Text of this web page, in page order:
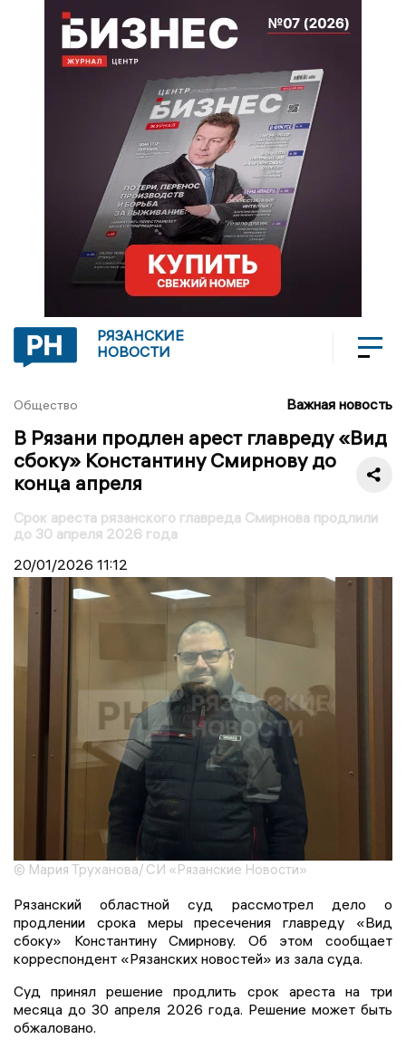
РЯЗАНСКИЕ
НОВОСТИ
Общество Важная новость
В Рязани продлен арест главреду «Вид
сбоку» Константину Смирнову до
конца апреля
Срок ареста рязанского главреда Смирнова продлили
до 30 апреля 2026 года
20/01/2026 11:12
© Мария Труханова/ СИ «Рязанские Новости»
Рязанский областной суд рассмотрел дело о
продлении срока меры пресечения главреду «Вид
сбоку» Константину Смирнову. Об этом сообщает
корреспондент «Рязанских новостей» из зала суда.
Суд принял решение продлить срок ареста на три
месяца до 30 апреля 2026 года. Решение может быть
обжаловано.